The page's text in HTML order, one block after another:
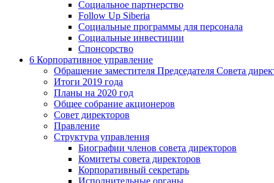
Социальное партнерство
Follow Up Siberia
Социальные программы для персонала
Социальные инвестиции
Спонсорство
6 Корпоративное управление
Обращение заместителя Председателя Совета
Итоги 2019 года
Планы на 2020 год
Общее собрание акционеров
Совет директоров
Правление
Структура управления
Биографии членов совета директоров
Комитеты совета директоров
Корпоративный секретарь
Исполнительные органы